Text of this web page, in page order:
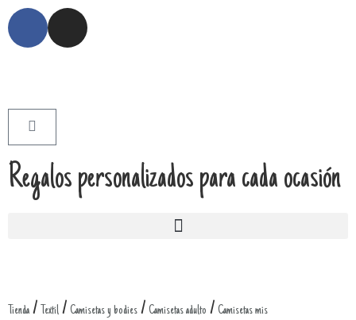
Regalos personalizados para cada ocasión
Tienda / Textil / Camisetas y bodies / Camisetas adulto / Camisetas mis